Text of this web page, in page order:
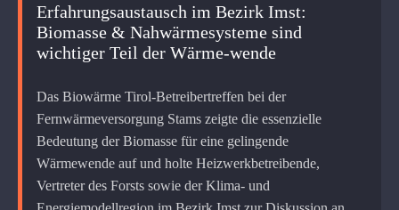
Erfahrungsaustausch im Bezirk Imst:
Biomasse & Nahwärmesysteme sind
wichtiger Teil der Wärme-wende
Das Biowärme Tirol-Betreibertreffen bei der
Fernwärmeversorgung Stams zeigte die essenzielle
Bedeutung der Biomasse für eine gelingende
Wärmewende auf und holte Heizwerkbetreibende,
Vertreter des Forsts sowie der Klima- und